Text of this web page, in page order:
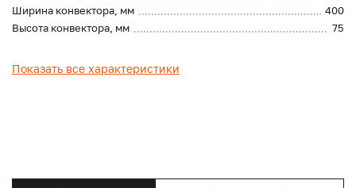
Ширина конвектора, мм
400
Высота конвектора, мм
75
Показать все характеристики